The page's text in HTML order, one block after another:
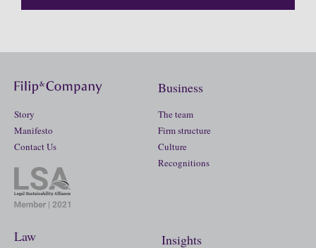
Story
Manifesto
Contact Us
Business
The team
Firm structure
Culture
Recognitions
Law Insights